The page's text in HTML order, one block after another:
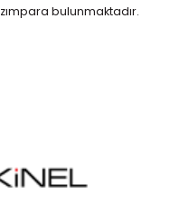
zımpara bulunmaktadır.